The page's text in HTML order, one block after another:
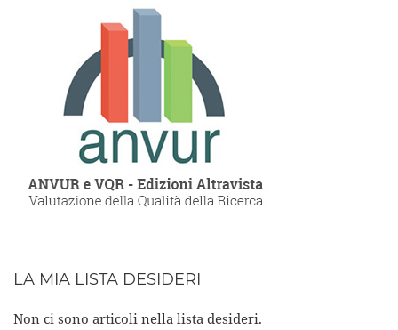
LA MIA LISTA DESIDERI
Non ci sono articoli nella lista desideri.